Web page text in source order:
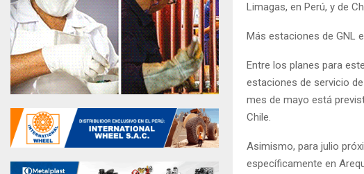
Limagas, en Perú, y de
Más estaciones de GNL
Entre los planes para
estaciones de servicio
mes de mayo está
Chile.
Asimismo, para julio
específicamente en